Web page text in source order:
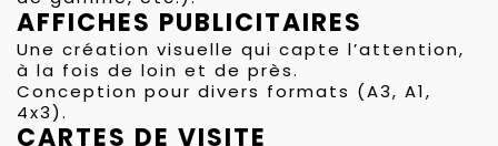
AFFICHES PUBLICITAIRES
Une création visuelle qui capte l’attention,
à la fois de loin et de près.
Conception pour divers formats (A3, A1,
4x3).
CARTES DE VISITE